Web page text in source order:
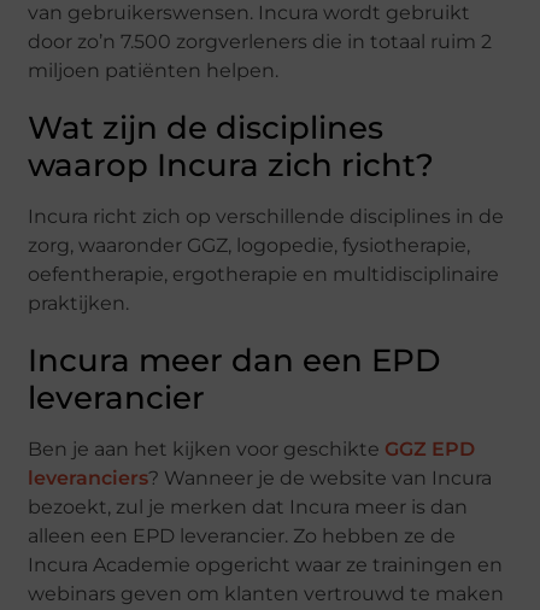
van gebruikerswensen. Incura wordt gebruikt
door zo’n 7.500 zorgverleners die in totaal ruim 2
miljoen patiënten helpen.
Wat zijn de disciplines
waarop Incura zich richt?
Incura richt zich op verschillende disciplines in de
zorg, waaronder GGZ, logopedie, fysiotherapie,
oefentherapie, ergotherapie en multidisciplinaire
praktijken.
Incura meer dan een EPD
leverancier
Ben je aan het kijken voor geschikte GGZ EPD
leveranciers? Wanneer je de website van Incura
bezoekt, zul je merken dat Incura meer is dan
alleen een EPD leverancier. Zo hebben ze de
Incura Academie opgericht waar ze trainingen en
webinars geven om klanten vertrouwd te maken